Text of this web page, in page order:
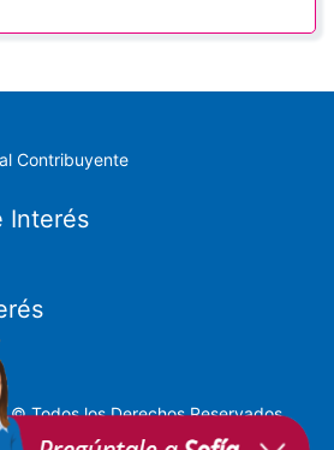
Contribuyente
Interés
© Todos los Derechos Reservados